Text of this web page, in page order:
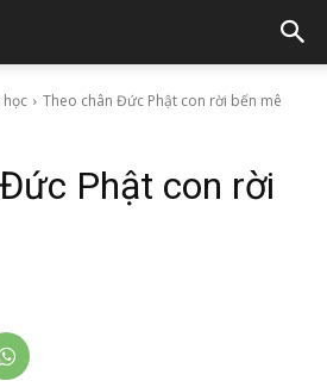
học Theo chân Đức Phật con rời bến mê
Phật con rời